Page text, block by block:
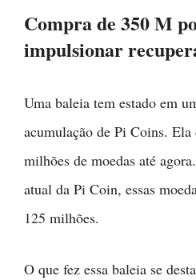
Compra de 350 M
impulsionar
Uma baleia tem estado em
acumulação de Pi Coins.
milhões de moedas até
atual da Pi Coin, essas
125 milhões.
O que fez essa baleia se